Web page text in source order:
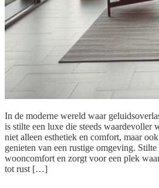
In de moderne wereld waar
is stilte een luxe die steeds waardevoller
niet alleen esthetiek en comfort, maar
genieten van een rustige omgeving.
wooncomfort en zorgt voor een plek
tot rust […]